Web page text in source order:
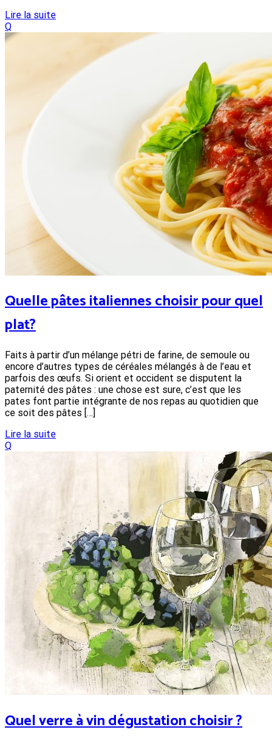
Lire la suite
Q
Quelle pâtes italiennes choisir pour quel
plat?
Faits à partir d’un mélange pétri de farine, de semoule ou
encore d’autres types de céréales mélangés à de l’eau et
parfois des œufs. Si orient et occident se disputent la
paternité des pâtes : une chose est sure, c’est que les
pates font partie intégrante de nos repas au quotidien que
ce soit des pâtes […]
Lire la suite
Q
Quel verre à vin dégustation choisir ?